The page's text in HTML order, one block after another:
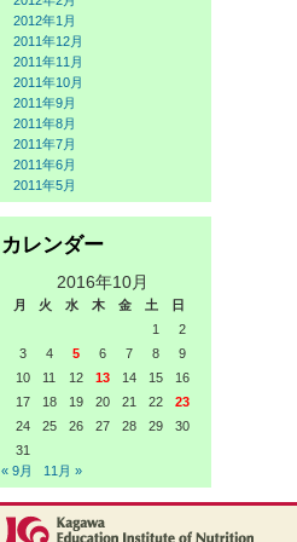
2012年1月
2011年12月
2011年11月
2011年10月
2011年9月
2011年8月
2011年7月
2011年6月
2011年5月
カレンダー
2016年10月
月 火 水 木 金 土
日
1
2
3
4 5 6 7 8
9
10
11 12 13 14 15
16
17
18 19 20 21 22
23
24
25 26 27 28 29
30
31
« 9月
11月 »